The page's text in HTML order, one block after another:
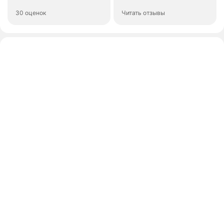
30 оценок Читать отзывы